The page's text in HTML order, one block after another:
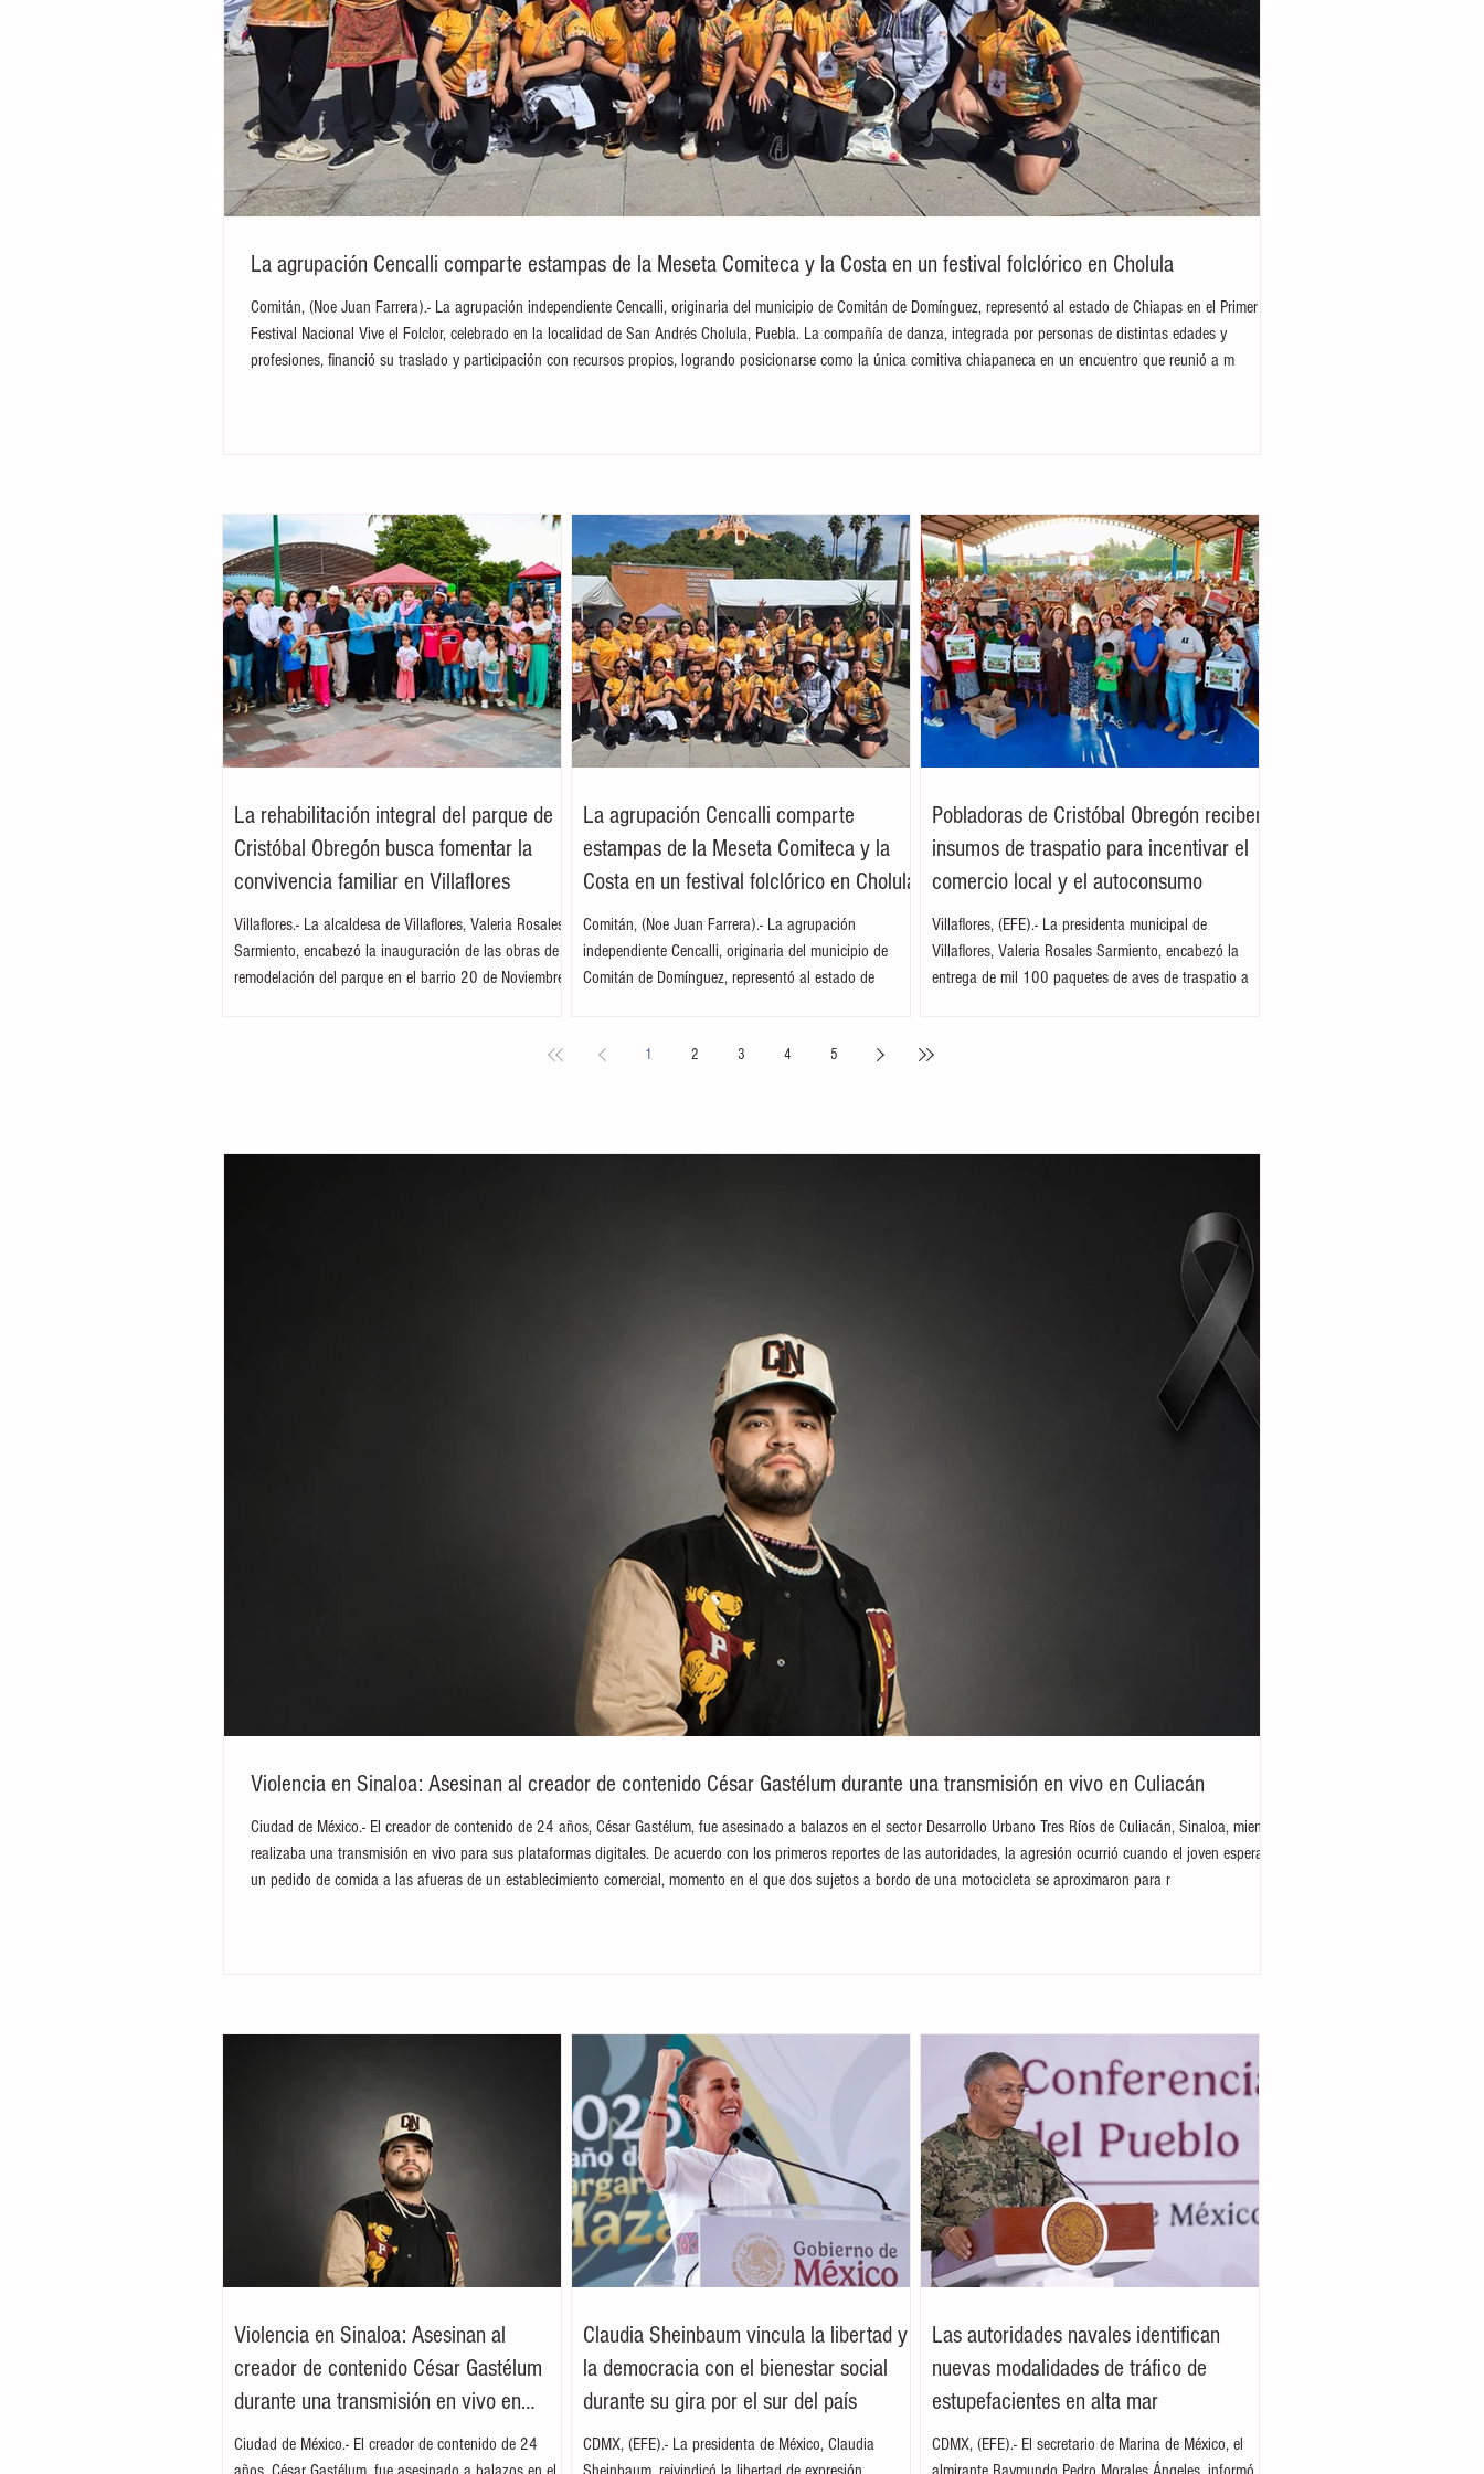
La agrupación Cencalli comparte estampas de la Meseta Comiteca y la Costa en un festival folclórico en Cholula
Comitán, (Noe Juan Farrera).- La agrupación independiente Cencalli, originaria del municipio de Comitán de Domínguez, representó al estado de Chiapas en el Primer
Festival Nacional Vive el Folclor, celebrado en la localidad de San Andrés Cholula, Puebla. La compañía de danza, integrada por personas de distintas edades y
profesiones, financió su traslado y participación con recursos propios, logrando posicionarse como la única comitiva chiapaneca en un encuentro que reunió a m
La rehabilitación integral del parque de
Cristóbal Obregón busca fomentar la
convivencia familiar en Villaflores
Villaflores.- La alcaldesa de Villaflores, Valeria Rosales
Sarmiento, encabezó la inauguración de las obras de
remodelación del parque en el barrio 20 de Noviembre,
Sarmiento Tovilla, así como por autoridades locales y
La agrupación Cencalli comparte
estampas de la Meseta Comiteca y la
Costa en un festival folclórico en Cholula
Comitán, (Noe Juan Farrera).- La agrupación
independiente Cencalli, originaria del municipio de
Comitán de Domínguez, representó al estado de
Puebla. La compañía de danza, integrada por personas
Pobladoras de Cristóbal Obregón reciben
insumos de traspatio para incentivar el
comercio local y el autoconsumo
Villaflores, (EFE).- La presidenta municipal de
Villaflores, Valeria Rosales Sarmiento, encabezó la
entrega de mil 100 paquetes de aves de traspatio a
Tovilla, la alcaldesa destacó que el esquema busca
1 2 3 4 5
Violencia en Sinaloa: Asesinan al creador de contenido César Gastélum durante una transmisión en vivo en Culiacán
Ciudad de México.- El creador de contenido de 24 años, César Gastélum, fue asesinado a balazos en el sector Desarrollo Urbano Tres Ríos de Culiacán, Sinaloa, mientras
realizaba una transmisión en vivo para sus plataformas digitales. De acuerdo con los primeros reportes de las autoridades, la agresión ocurrió cuando el joven esperaba
un pedido de comida a las afueras de un establecimiento comercial, momento en el que dos sujetos a bordo de una motocicleta se aproximaron para r
Violencia en Sinaloa: Asesinan al
creador de contenido César Gastélum
durante una transmisión en vivo en
Culiacán
Ciudad de México.- El creador de contenido de 24
Claudia Sheinbaum vincula la libertad y
la democracia con el bienestar social
durante su gira por el sur del país
CDMX, (EFE).- La presidenta de México, Claudia
Las autoridades navales identifican
nuevas modalidades de tráfico de
estupefacientes en alta mar
CDMX, (EFE).- El secretario de Marina de México, el